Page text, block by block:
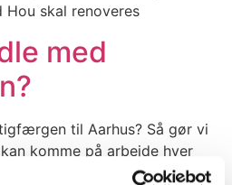
skal renoveres
med
til Aarhus? Så gør vi
komme på arbejde hver